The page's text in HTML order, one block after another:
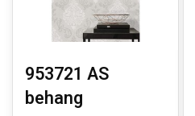
953721 AS
behang